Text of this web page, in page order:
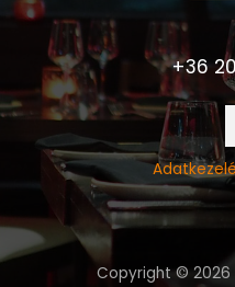
+36
Copyright © 2026